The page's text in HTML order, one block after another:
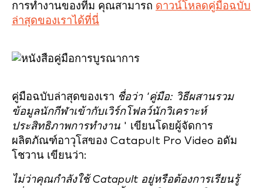
การทำงานของทีม คุณสามารถ ดาวน์โหลดคู่มือฉบับ
ล่าสุดของเราได้ที่นี่
คู่มือฉบับล่าสุดของเรา ชื่อว่า 'คู่มือ: วิธีผสานรวม
ข้อมูลนักกีฬาเข้ากับเวิร์กโฟลว์นักวิเคราะห์
ประสิทธิภาพการทำงาน ' เขียนโดยผู้จัดการ
ผลิตภัณฑ์อาวุโสของ Catapult Pro Video อดัม
โชวาน เขียนว่า:
ไม่ว่าคุณกำลังใช้ Catapult อยู่หรือต้องการเรียนรู้